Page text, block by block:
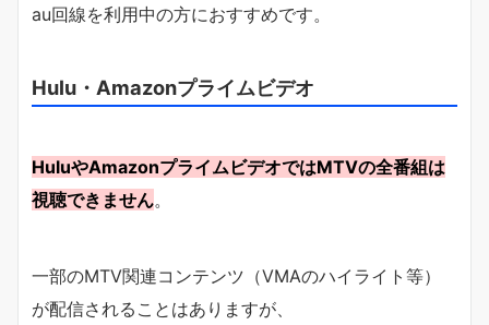
au回線を利用中の方におすすめです。
Hulu・Amazonプライムビデオ
HuluやAmazonプライムビデオではMTVの全番組は
視聴できません。
一部のMTV関連コンテンツ（VMAのハイライト等）
が配信されることはありますが、